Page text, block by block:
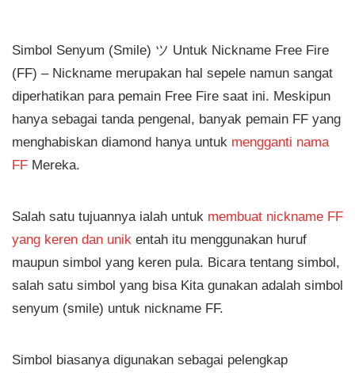
Simbol Senyum (Smile) ツ Untuk Nickname Free Fire
(FF) – Nickname merupakan hal sepele namun sangat
diperhatikan para pemain Free Fire saat ini. Meskipun
hanya sebagai tanda pengenal, banyak pemain FF yang
menghabiskan diamond hanya untuk mengganti nama
FF Mereka.
Salah satu tujuannya ialah untuk membuat nickname FF
yang keren dan unik entah itu menggunakan huruf
maupun simbol yang keren pula. Bicara tentang simbol,
salah satu simbol yang bisa Kita gunakan adalah simbol
senyum (smile) untuk nickname FF.
Simbol biasanya digunakan sebagai pelengkap